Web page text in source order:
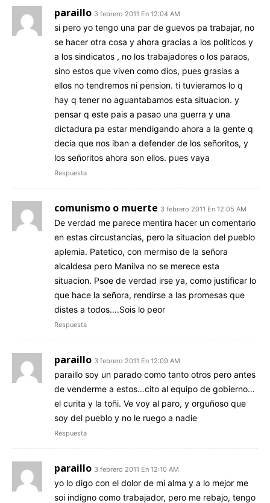
paraillo 3 febrero 2011 En 12:04 AM
si pero yo tengo una par de guevos pa trabajar, no
se hacer otra cosa y ahora gracias a los politicos y
a los sindicatos , no los trabajadores o los paraos,
sino estos que viven como dios, pues grasias a
ellos no tendremos ni pension. ti tuvieramos lo q
hay q tener no aguantabamos esta situacion. y
pensar q este pais a pasao una guerra y una
dictadura pa estar mendigando ahora a la gente q
decia que nos iban a defender de los señoritos, y
los señoritos ahora son ellos. pues vaya
Respuesta
comunismo o muerte 3 febrero 2011 En 12:05 AM
De verdad me parece mentira hacer un comentario
en estas circustancias, pero la situacion del pueblo
aplemia. Patetico, con mermiso de la señora
alcaldesa pero Manilva no se merece esta
situacion. Psoe de verdad irse ya, como justificar lo
que hace la señora, rendirse a las promesas que
distes a todos….Sois lo peor
Respuesta
paraillo 3 febrero 2011 En 12:09 AM
paraillo soy un parado como tanto otros pero antes
de venderme a estos…cito al equipo de gobierno…
el curita y la toñi. Ve voy al paro, y orguñoso que
soy del pueblo y no le ruego a nadie
Respuesta
paraillo 3 febrero 2011 En 12:10 AM
yo lo digo con el dolor de mi alma y a lo mejor me
soi indigno como trabajador, pero me rebajo, tengo